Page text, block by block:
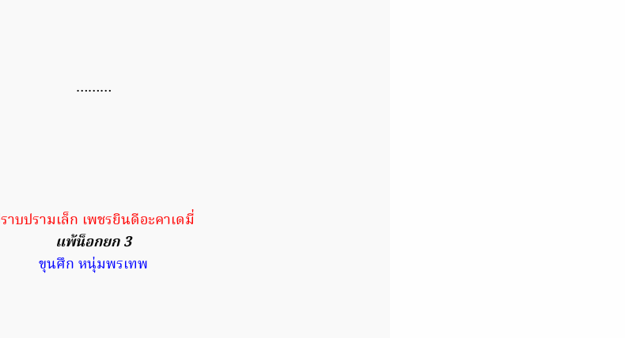
………
าบปรามเล็ก เพชรยินดีอะคาเดมี่
แพ้น็อกยก 3
ขุนศึก หนุ่มพรเทพ